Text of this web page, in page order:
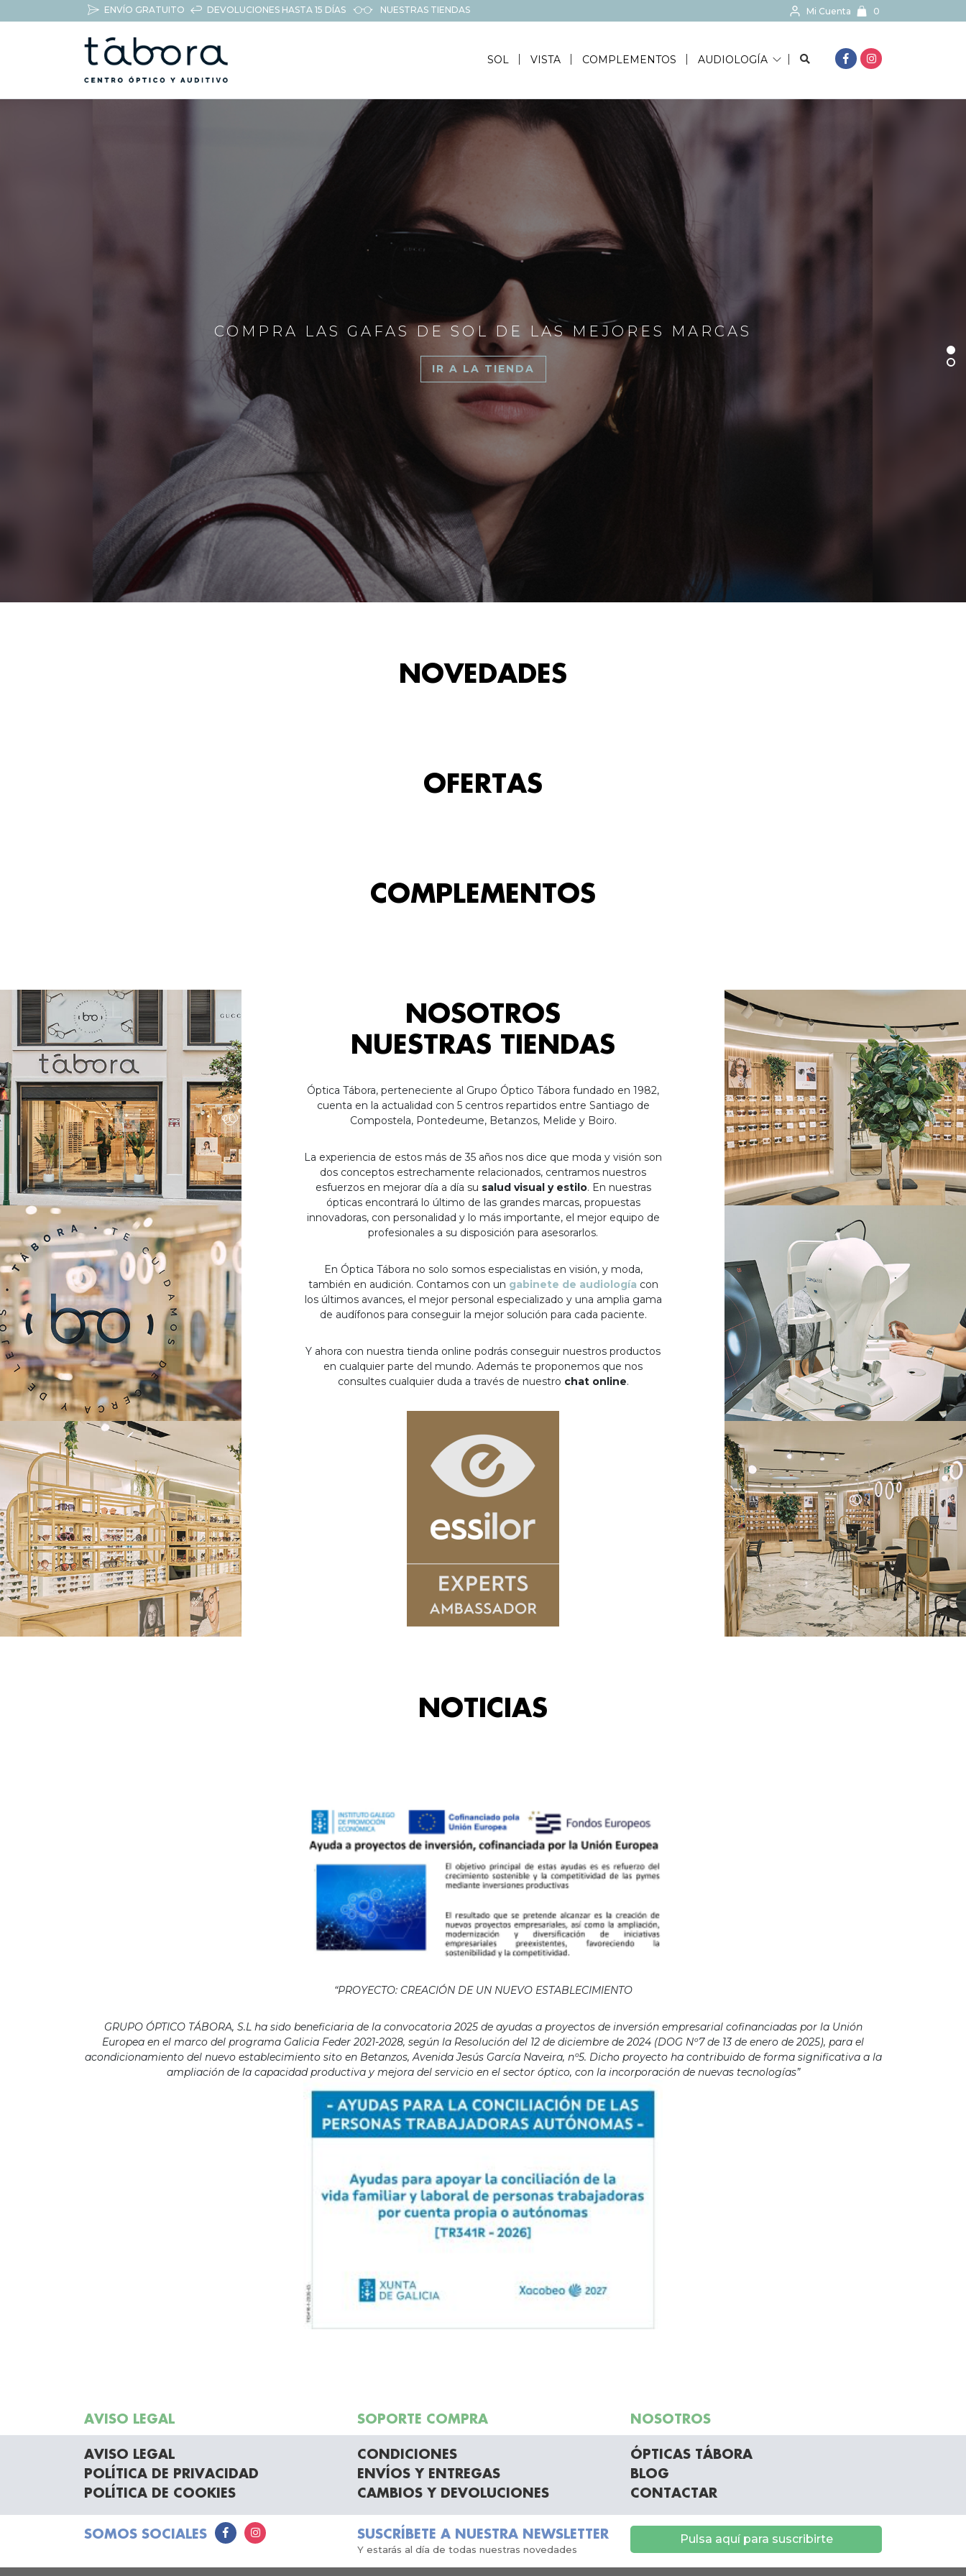
ENVÍO GRATUITO DEVOLUCIONES HASTA 15 DÍAS NUESTRAS TIENDAS Mi Cuenta 0
SOL VISTA COMPLEMENTOS AUDIOLOGÍA BUSCAR...
COMPRA LAS GAFAS DE SOL DE LAS MEJORES MARCAS
IR A LA TIENDA
NOVEDADES
OFERTAS
COMPLEMENTOS
NOSOTROS
NUESTRAS TIENDAS
Óptica Tábora, perteneciente al Grupo Óptico Tábora fundado en 1982,
cuenta en la actualidad con 5 centros repartidos entre Santiago de
Compostela, Pontedeume, Betanzos, Melide y Boiro.
La experiencia de estos más de 35 años nos dice que moda y visión son
dos conceptos estrechamente relacionados, centramos nuestros
esfuerzos en mejorar día a día su salud visual y estilo. En nuestras
ópticas encontrará lo último de las grandes marcas, propuestas
innovadoras, con personalidad y lo más importante, el mejor equipo de
profesionales a su disposición para asesorarlos.
En Óptica Tábora no solo somos especialistas en visión, y moda,
también en audición. Contamos con un gabinete de audiología con
los últimos avances, el mejor personal especializado y una amplia gama
de audífonos para conseguir la mejor solución para cada paciente.
Y ahora con nuestra tienda online podrás conseguir nuestros productos
en cualquier parte del mundo. Además te proponemos que nos
consultes cualquier duda a través de nuestro chat online.
NOTICIAS
“PROYECTO: CREACIÓN DE UN NUEVO ESTABLECIMIENTO
GRUPO ÓPTICO TÁBORA, S.L ha sido beneficiaria de la convocatoria 2025 de ayudas a proyectos de inversión empresarial cofinanciadas por la Unión
Europea en el marco del programa Galicia Feder 2021-2028, según la Resolución del 12 de diciembre de 2024 (DOG Nº7 de 13 de enero de 2025), para el
acondicionamiento del nuevo establecimiento sito en Betanzos, Avenida Jesús García Naveira, nº5. Dicho proyecto ha contribuido de forma significativa a la
ampliación de la capacidad productiva y mejora del servicio en el sector óptico, con la incorporación de nuevas tecnologías”
AVISO LEGAL SOPORTE COMPRA NOSOTROS
AVISO LEGAL
POLÍTICA DE PRIVACIDAD
POLÍTICA DE COOKIES
CONDICIONES
ENVÍOS Y ENTREGAS
CAMBIOS Y DEVOLUCIONES
ÓPTICAS TÁBORA
BLOG
CONTACTAR
SOMOS SOCIALES SUSCRÍBETE A NUESTRA NEWSLETTER
Y estarás al día de todas nuestras novedades
Pulsa aquí para suscribirte